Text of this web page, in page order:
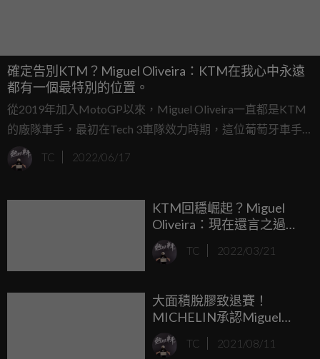
確定告別KTM？Miguel Oliveira：KTM在我心中永遠
都有一個最特別的位置。
從2019年加入MotoGP以來，Miguel Oliveira一直都是KTM
的廠隊車手，最初在Tech 3車隊效力時期，這位葡萄牙車手
也為這支KTM的新生力軍創造了歷史，在Red Bull Ring與
Portimao分站中獲勝。而後，晉升至Red Bull KTM廠隊也贏
TC 2022/06/17
KTM回穩崛起？Miguel
Oliveira：現在還言之過
早，但希望我們能更頻繁
的站上頒獎台！
TC 2022/03/21
大面積脫膠致退賽！
MICHELIN承認Miguel
Oliveira的前輪可能存在製
造上的瑕疵！
TC 2021/08/11